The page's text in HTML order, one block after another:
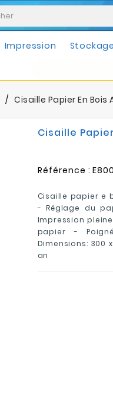
Impression Stockage
Cisaille Papier En Bois
Cisaille
Référence :
Cisaille papier e
- Réglage du
Impression
papier -
Dimensions: 300
an